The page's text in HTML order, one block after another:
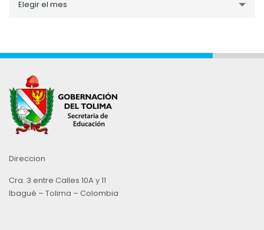
porElegir el mes
Direccion
Cra. 3 entre Calles 10A y 11
Ibagué – Tolima – Colombia